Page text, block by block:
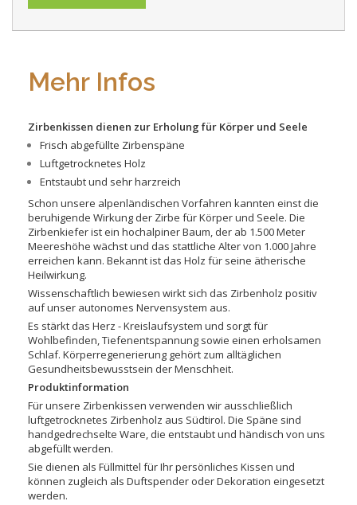
Mehr Infos
Zirbenkissen dienen zur Erholung für Körper und Seele
Frisch abgefüllte Zirbenspäne
Luftgetrocknetes Holz
Entstaubt und sehr harzreich
Schon unsere alpenländischen Vorfahren kannten einst die
beruhigende Wirkung der Zirbe für Körper und Seele. Die
Zirbenkiefer ist ein hochalpiner Baum, der ab 1.500 Meter
Meereshöhe wächst und das stattliche Alter von 1.000 Jahre
erreichen kann. Bekannt ist das Holz für seine ätherische
Heilwirkung.
Wissenschaftlich bewiesen wirkt sich das Zirbenholz positiv
auf unser autonomes Nervensystem aus.
Es stärkt das Herz - Kreislaufsystem und sorgt für
Wohlbefinden, Tiefenentspannung sowie einen erholsamen
Schlaf. Körperregenerierung gehört zum alltäglichen
Gesundheitsbewusstsein der Menschheit.
Produktinformation
Für unsere Zirbenkissen verwenden wir ausschließlich
luftgetrocknetes Zirbenholz aus Südtirol. Die Späne sind
handgedrechselte Ware, die entstaubt und händisch von uns
abgefüllt werden.
Sie dienen als Füllmittel für Ihr persönliches Kissen und
können zugleich als Duftspender oder Dekoration eingesetzt
werden.